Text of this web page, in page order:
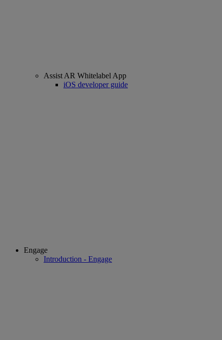
Assist AR Whitelabel App
iOS developer guide
Engage
Introduction - Engage